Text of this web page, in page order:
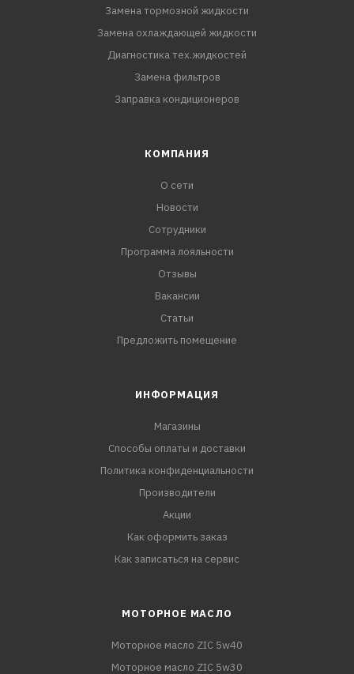
Замена тормозной жидкости
Замена охлаждающей жидкости
Диагностика тех.жидкостей
Замена фильтров
Заправка кондиционеров
КОМПАНИЯ
О сети
Новости
Сотрудники
Программа лояльности
Отзывы
Вакансии
Статьи
Предложить помещение
ИНФОРМАЦИЯ
Магазины
Способы оплаты и доставки
Политика конфиденциальности
Производители
Акции
Как оформить заказ
Как записаться на сервис
МОТОРНОЕ МАСЛО
Моторное масло ZIC 5w40
Моторное масло ZIC 5w30